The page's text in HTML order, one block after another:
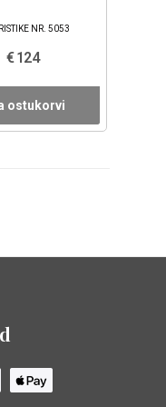
NR. 5053
€ 124
ostukorvi